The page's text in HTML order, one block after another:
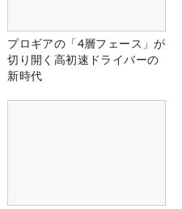
プロギアの「4層フェース」が
切り開く高初速ドライバーの
新時代